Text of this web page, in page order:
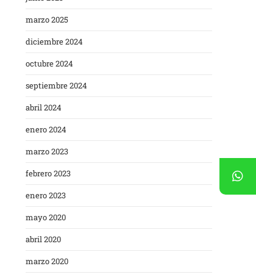
marzo 2025
diciembre 2024
octubre 2024
septiembre 2024
abril 2024
enero 2024
marzo 2023
febrero 2023
enero 2023
mayo 2020
abril 2020
marzo 2020